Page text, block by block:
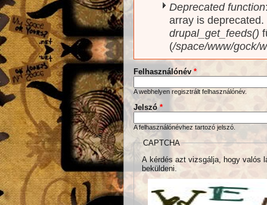
Deprecated function
array is
drupal_get_feeds()
(/space/www/gock/
Felhasználónév *
A webhelyen regisztrált felhasználónév.
Jelszó*
A felhasználónévhez tartozó jelszó.
CAPTCHA
A kérdés azt vizsgálja, hogy valós
beküldeni.